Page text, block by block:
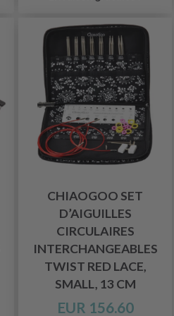
CHIAOGOO SET
D’AIGUILLES
CIRCULAIRES
INTERCHANGEABLES
TWIST RED LACE,
SMALL, 13 CM
EUR 156.60